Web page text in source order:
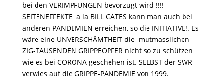
bei den VERIMPFUNGEN bevorzugt wird !!!!
SEITENEFFEKTE a la BILL GATES kann man auch bei
anderen PANDEMIEN erreichen, so die INITIATIVE!. Es
wäre eine UNVERSCHÄMTHEIT die mutmasslichen
ZIG-TAUSENDEN GRIPPEOPFER nicht so zu schützen
wie es bei CORONA geschehen ist. SELBST der SWR
verwies auf die GRIPPE-PANDEMIE von 1999.